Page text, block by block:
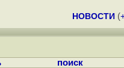
НОВОСТИ (
поиск